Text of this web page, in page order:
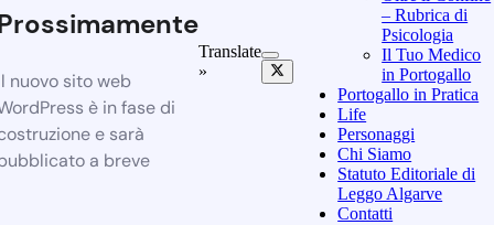
nuovo sito web
è in fase di
e sarà
a breve
Translate
»
– Rubrica di
Psicologia
Il Tuo Medico
in Portogallo
Portogallo in Pratica
Life
Personaggi
Chi Siamo
Statuto Editoriale di
Leggo Algarve
Contatti